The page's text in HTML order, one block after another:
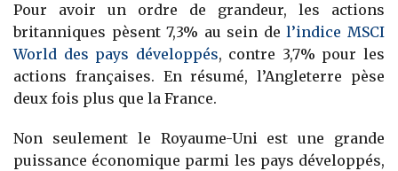
Pour avoir un ordre de grandeur, les actions
britanniques pèsent 7,3% au sein del’indice MSCI
World des pays développés, contre 3,7% pour les
actions françaises. En résumé, l’Angleterre pèse
deux fois plus que la France.
Non seulement le Royaume-Uni est une grande
puissance économique parmi les pays développés,